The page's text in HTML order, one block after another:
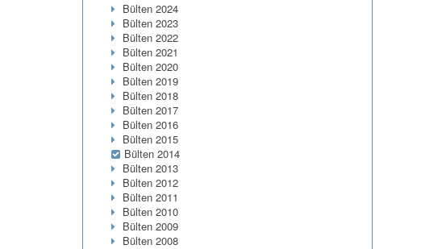
Bülten 2024
Bülten 2023
Bülten 2022
Bülten 2021
Bülten 2020
Bülten 2019
Bülten 2018
Bülten 2017
Bülten 2016
Bülten 2015
Bülten 2014
Bülten 2013
Bülten 2012
Bülten 2011
Bülten 2010
Bülten 2009
Bülten 2008